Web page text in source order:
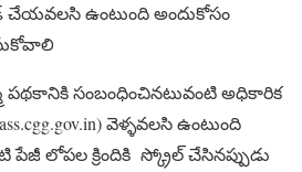
చేయవలసి ఉంటుంది అందుకోసం
పథకానికి సంబంధించినటువంటి అధికారిక
వెళ్ళవలసి ఉంటుంది
లోపల క్రిందికి స్క్రోల్ చేసినప్పుడు